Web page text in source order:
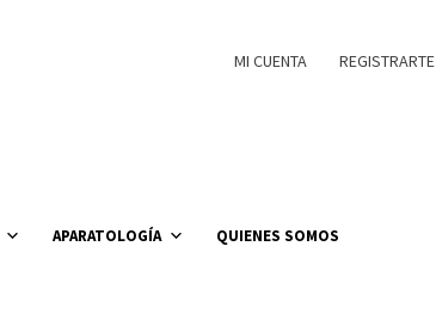
MI CUENTA REGISTRARTE
APARATOLOGÍA QUIENES SOMOS